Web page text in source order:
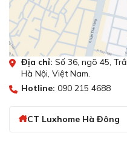
Địa chỉ: Số 36, ngõ 45,
Hà Nội, Việt Nam.
Hotline: 090 215 4688
CT Luxhome Hà Đông